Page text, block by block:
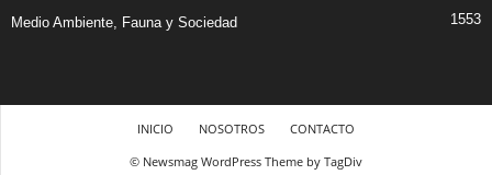
Medio Ambiente, Fauna y Sociedad 1553
INICIO NOSOTROS
CONTACTO
© Newsmag WordPress Theme by TagDiv